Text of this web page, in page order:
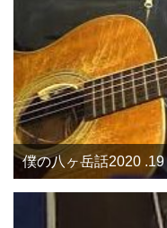
僕の八ヶ岳話2020 .19